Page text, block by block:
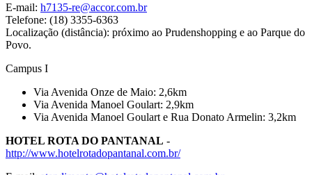
E-mail: h7135-re@accor.com.br
Telefone: (18) 3355-6363
Localização (distância): próximo ao Prudenshopping e ao Parque do
Povo.
Campus I
Via Avenida Onze de Maio: 2,6km
Via Avenida Manoel Goulart: 2,9km
Via Avenida Manoel Goulart e Rua Donato Armelin: 3,2km
HOTEL ROTA DO PANTANAL -
http://www.hotelrotadopantanal.com.br/